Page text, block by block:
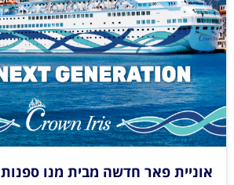
אוניית פאר חדשה מבית מנו ספנות